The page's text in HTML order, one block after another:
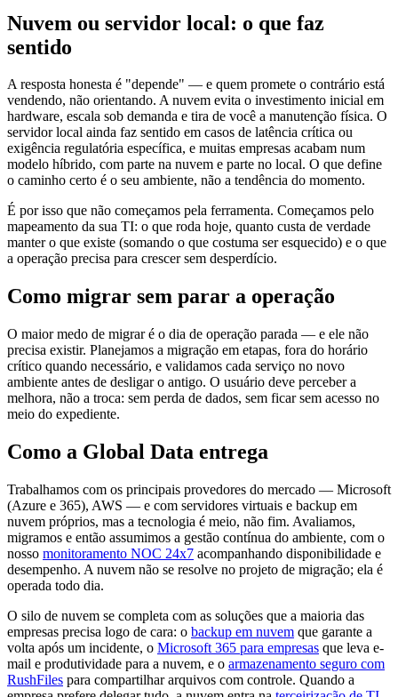
Nuvem ou servidor local: o que faz
sentido
A resposta honesta é "depende" — e quem promete o contrário está
vendendo, não orientando. A nuvem evita o investimento inicial em
hardware, escala sob demanda e tira de você a manutenção física. O
servidor local ainda faz sentido em casos de latência crítica ou
exigência regulatória específica, e muitas empresas acabam num
modelo híbrido, com parte na nuvem e parte no local. O que define
o caminho certo é o seu ambiente, não a tendência do momento.
É por isso que não começamos pela ferramenta. Começamos pelo
mapeamento da sua TI: o que roda hoje, quanto custa de verdade
manter o que existe (somando o que costuma ser esquecido) e o que
a operação precisa para crescer sem desperdício.
Como migrar sem parar a operação
O maior medo de migrar é o dia de operação parada — e ele não
precisa existir. Planejamos a migração em etapas, fora do horário
crítico quando necessário, e validamos cada serviço no novo
ambiente antes de desligar o antigo. O usuário deve perceber a
melhora, não a troca: sem perda de dados, sem ficar sem acesso no
meio do expediente.
Como a Global Data entrega
Trabalhamos com os principais provedores do mercado — Microsoft
(Azure e 365), AWS — e com servidores virtuais e backup em
nuvem próprios, mas a tecnologia é meio, não fim. Avaliamos,
migramos e então assumimos a gestão contínua do ambiente, com o
nosso monitoramento NOC 24x7 acompanhando disponibilidade e
desempenho. A nuvem não se resolve no projeto de migração; ela é
operada todo dia.
O silo de nuvem se completa com as soluções que a maioria das
empresas precisa logo de cara: o backup em nuvem que garante a
volta após um incidente, o Microsoft 365 para empresas que leva e-
mail e produtividade para a nuvem, e o armazenamento seguro com
RushFiles para compartilhar arquivos com controle. Quando a